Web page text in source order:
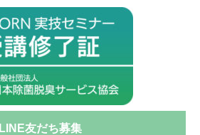
LINE友だち募集